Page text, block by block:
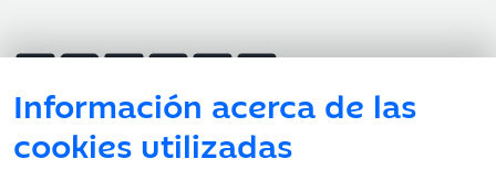
Información acerca de las
cookies utilizadas
Atención al cliente